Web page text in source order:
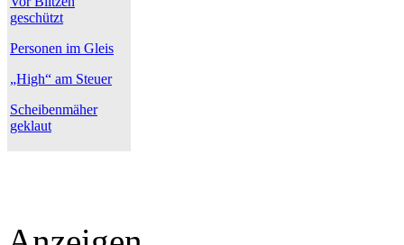
geschützt
Personen im Gleis
„High“ am Steuer
Scheibenmäher
geklaut